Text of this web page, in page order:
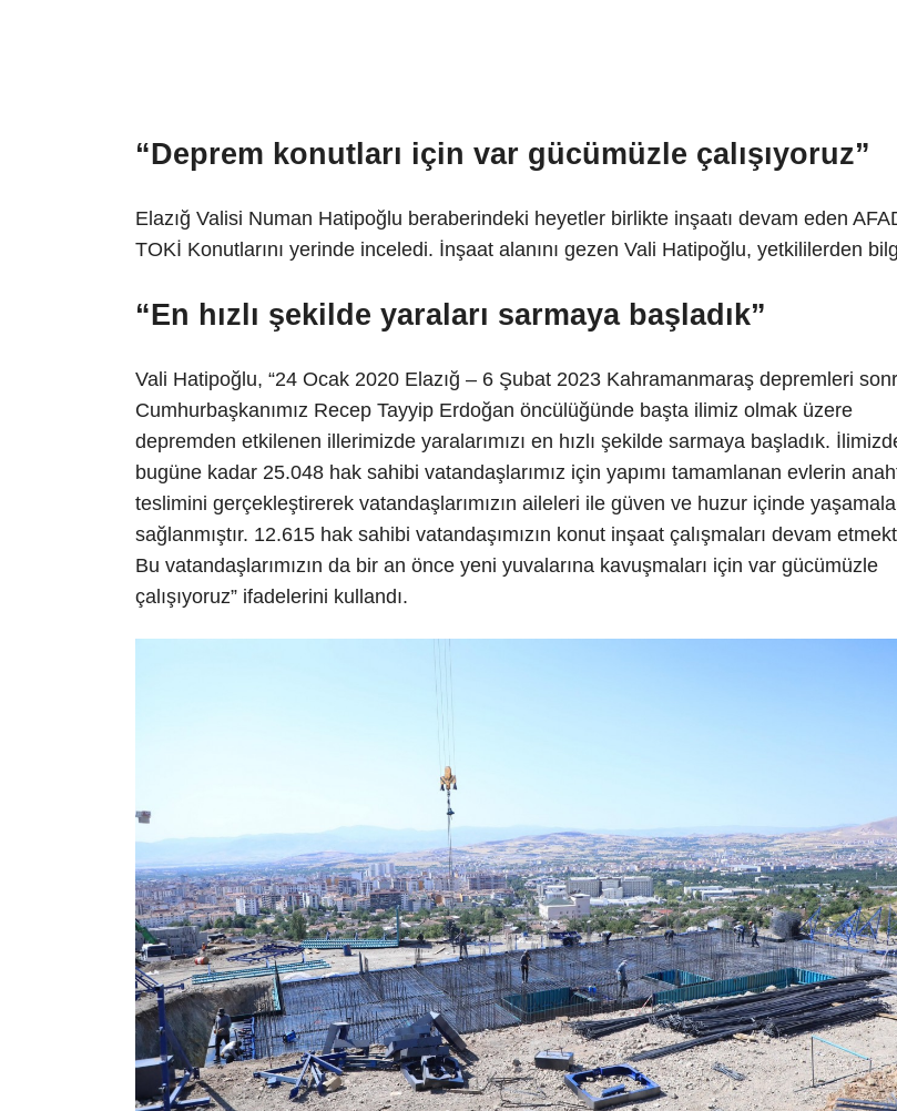
“Deprem konutları için var gücümüzle çalışıyoruz”
Elazığ Valisi Numan Hatipoğlu beraberindeki heyetler birlikte inşaatı devam eden
TOKİ Konutlarını yerinde inceledi. İnşaat alanını gezen Vali Hatipoğlu, yetkililerden
“En hızlı şekilde yaraları sarmaya başladık”
Vali Hatipoğlu, “24 Ocak 2020 Elazığ – 6 Şubat 2023 Kahramanmaraş depremleri
Cumhurbaşkanımız Recep Tayyip Erdoğan öncülüğünde başta ilimiz olmak üzere
depremden etkilenen illerimizde yaralarımızı en hızlı şekilde sarmaya başladık.
bugüne kadar 25.048 hak sahibi vatandaşlarımız için yapımı tamamlanan evlerin
teslimini gerçekleştirerek vatandaşlarımızın aileleri ile güven ve huzur içinde
sağlanmıştır. 12.615 hak sahibi vatandaşımızın konut inşaat çalışmaları devam
Bu vatandaşlarımızın da bir an önce yeni yuvalarına kavuşmaları için var gücümüzle
çalışıyoruz” ifadelerini kullandı.